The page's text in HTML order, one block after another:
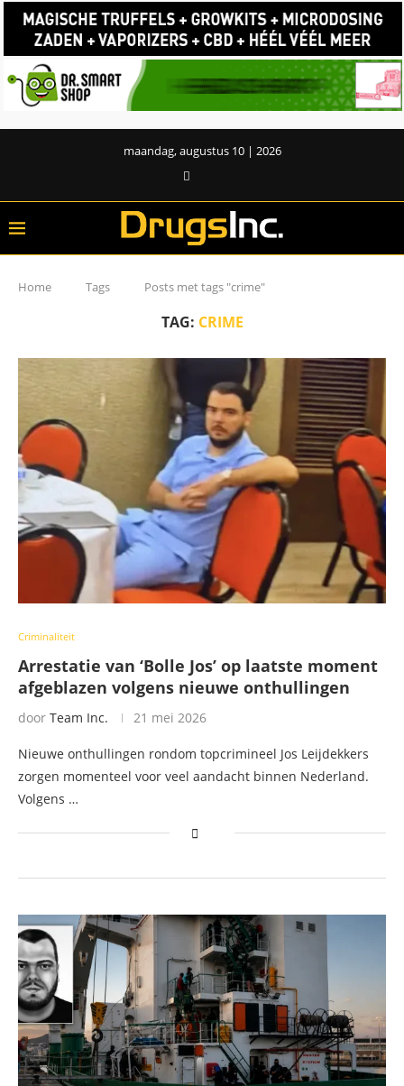
maandag, augustus 10 | 2026
Home Tags Posts met tags "crime"
TAG: CRIME
Criminaliteit
Arrestatie van ‘Bolle Jos’ op laatste moment
afgeblazen volgens nieuwe onthullingen
door Team Inc. 21 mei 2026
Nieuwe onthullingen rondom topcrimineel Jos Leijdekkers
zorgen momenteel voor veel aandacht binnen Nederland.
Volgens …